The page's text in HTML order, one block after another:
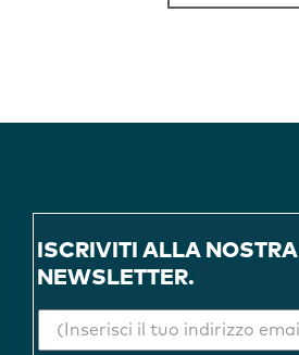
ISCRIVITI ALLA NOSTRA
NEWSLETTER.